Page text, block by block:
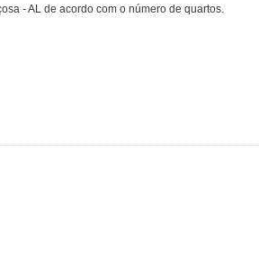
- AL de acordo com o número de quartos.